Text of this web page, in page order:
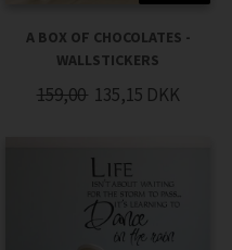
A BOX OF CHOCOLATES -
WALLSTICKERS
159,00 135,15 DKK